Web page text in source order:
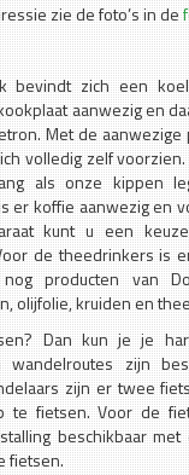
zie de foto’s in de
bevindt zich een
aanwezig en
Met de aanwezige
volledig zelf
als onze kippen
er koffie aanwezig en
kunt u een
de theedrinkers is
producten van
olijfolie, kruiden en
Dan kun je je
zijn
zijn er twee
te fietsen. Voor de
beschikbaar
fietsen.